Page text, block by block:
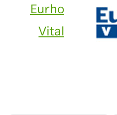
Eurho
Vital